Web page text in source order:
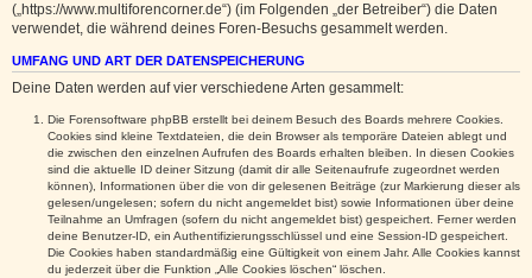
(„https://www.multiforencorner.de“) (im Folgenden „der Betreiber“) die Daten
verwendet, die während deines Foren-Besuchs gesammelt werden.
UMFANG UND ART DER DATENSPEICHERUNG
Deine Daten werden auf vier verschiedene Arten gesammelt:
Die Forensoftware phpBB erstellt bei deinem Besuch des Boards mehrere Cookies.
Cookies sind kleine Textdateien, die dein Browser als temporäre Dateien ablegt und
die zwischen den einzelnen Aufrufen des Boards erhalten bleiben. In diesen Cookies
sind die aktuelle ID deiner Sitzung (damit dir alle Seitenaufrufe zugeordnet werden
können), Informationen über die von dir gelesenen Beiträge (zur Markierung dieser als
gelesen/ungelesen; sofern du nicht angemeldet bist) sowie Informationen über deine
Teilnahme an Umfragen (sofern du nicht angemeldet bist) gespeichert. Ferner werden
deine Benutzer-ID, ein Authentifizierungsschlüssel und eine Session-ID gespeichert.
Die Cookies haben standardmäßig eine Gültigkeit von einem Jahr. Alle Cookies kannst
du jederzeit über die Funktion „Alle Cookies löschen“ löschen.